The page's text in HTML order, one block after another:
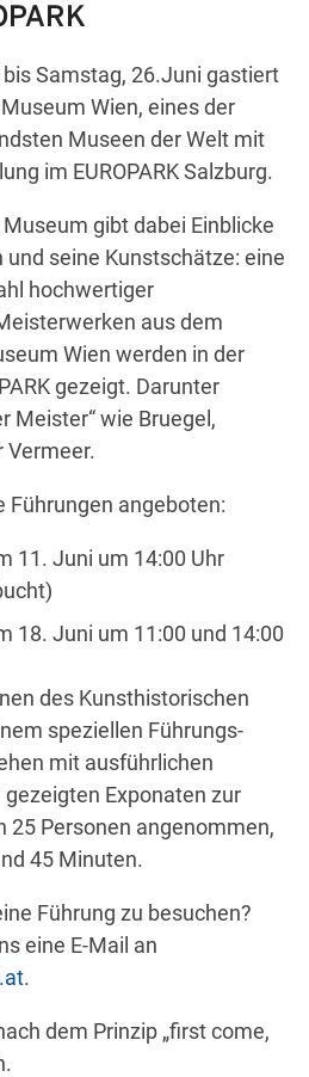
erhalten
Samstag, 26.Juni gastiert
Wien, eines der
Museen der Welt mit
im EUROPARK Salzburg.
gibt dabei Einblicke
seine Kunstschätze: eine
hochwertiger
aus dem
Wien werden in der
gezeigt. Darunter
Meister“ wie Bruegel,
Vermeer.
Führungen angeboten:
11. Juni um 14:00 Uhr
18. Juni um 11:00 und 14:00
des Kunsthistorischen
speziellen Führungs-
mit ausführlichen
Exponaten zur
25 Personen angenommen,
45 Minuten.
Führung zu besuchen?
eine E-Mail an
.
dem Prinzip „first come,